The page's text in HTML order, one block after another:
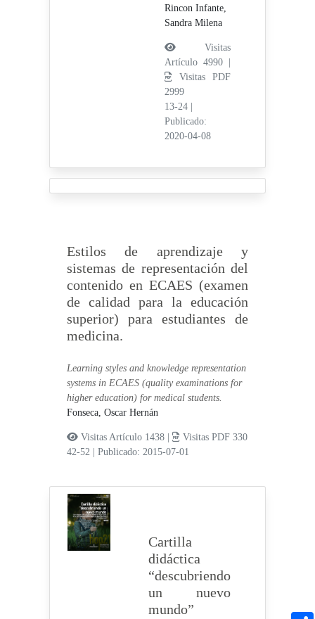
Rincon Infante,
Sandra Milena
Visitas
Artículo 4990 |
Visitas PDF
2999
13-24
Publicado:
2020-04-08
Estilos de aprendizaje y
sistemas de representación del
contenido en ECAES (examen
de calidad para la educación
superior) para estudiantes de
medicina.
Learning styles and knowledge representation
systems in ECAES (quality examinations for
higher education) for medical students.
Fonseca, Oscar Hernán
Visitas Artículo 1438 |
Visitas PDF 330
42-52
|Publicado: 2015-07-01
Cartilla
didáctica
“descubriendo
un nuevo
mundo”